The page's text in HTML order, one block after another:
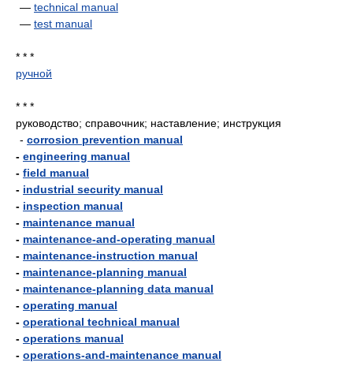
— technical manual
— test manual
* * *
ручной
* * *
руководство; справочник; наставление; инструкция
- corrosion prevention manual
- engineering manual
- field manual
- industrial security manual
- inspection manual
- maintenance manual
- maintenance-and-operating manual
- maintenance-instruction manual
- maintenance-planning manual
- maintenance-planning data manual
- operating manual
- operational technical manual
- operations manual
- operations-and-maintenance manual